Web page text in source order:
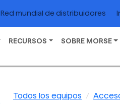
Red mundial de distribuidores
RECURSOS SOBRE MORSE
Todos los equipos